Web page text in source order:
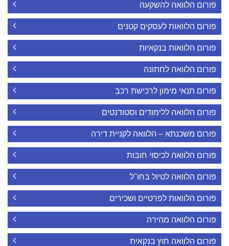
פורום הלוואה להשקעה
פורום הלוואות לעסקים קטנים
פורום הלוואות בנקאיות
פורום הלוואה לחתונה
פורום תנאי מימון לרכישת רכב
פורום הלוואה ללימודים וסטודנטים
פורום משכנתא – הלוואה לקניית דירה
פורום הלוואה לכיסוי חובות
פורום הלוואה לטיול בחו"ל
פורום הלוואות לפרטיים ושכירים
פורום הלוואה מהירה
פורום הלוואה חוץ בנקאית